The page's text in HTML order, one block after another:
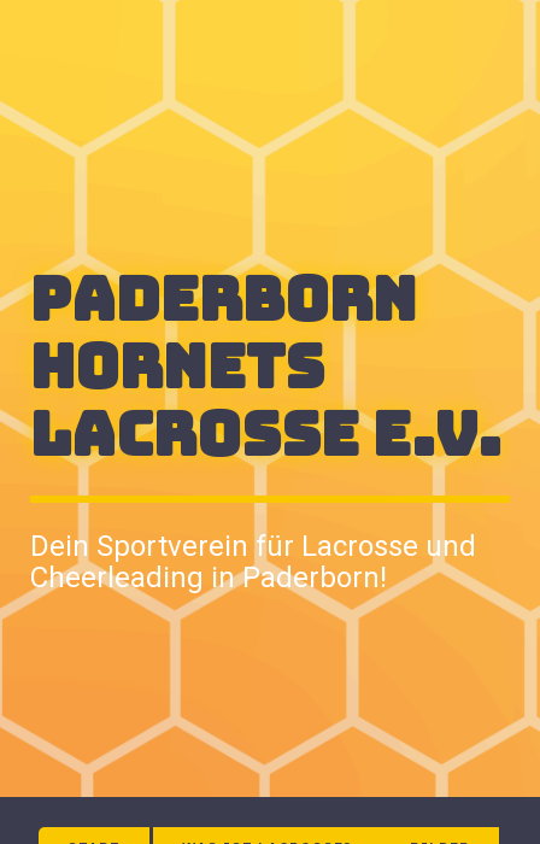
paderborn
hornets
lacrosse E.V.
Dein Sportverein für Lacrosse und
Cheerleading in Paderborn!